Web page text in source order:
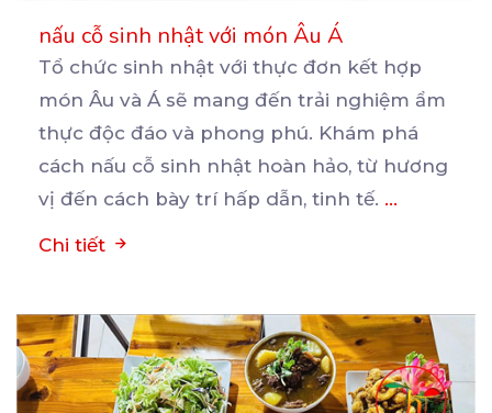
nấu cỗ sinh nhật với món Âu Á
Tổ chức sinh nhật với thực đơn kết hợp
món Âu và Á sẽ mang đến trải nghiệm ẩm
thực độc đáo và phong phú. Khám phá
cách nấu cỗ sinh nhật hoàn hảo, từ hương
vị đến cách bày trí hấp dẫn, tinh tế. ...
Chi tiết